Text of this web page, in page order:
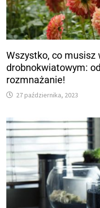
Wszystko, co
drobnokwiatowym:
rozmnażanie!
27 października, 2023